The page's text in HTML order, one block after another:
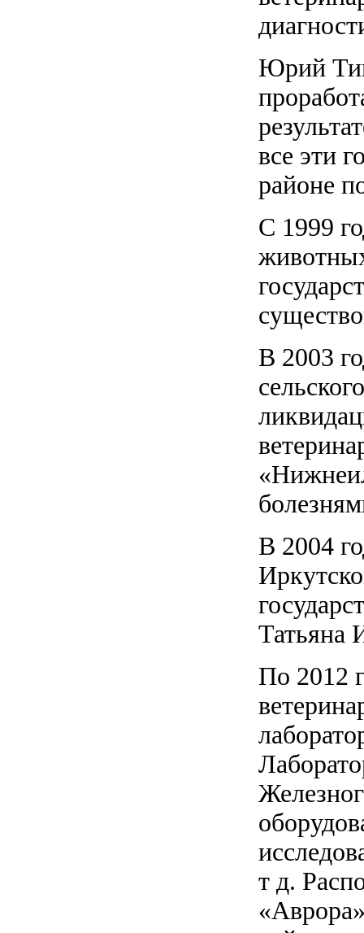
Юрий
все эти
районе
С 1999
В 2003
В 2004
Татьяна
По 2012
т д.